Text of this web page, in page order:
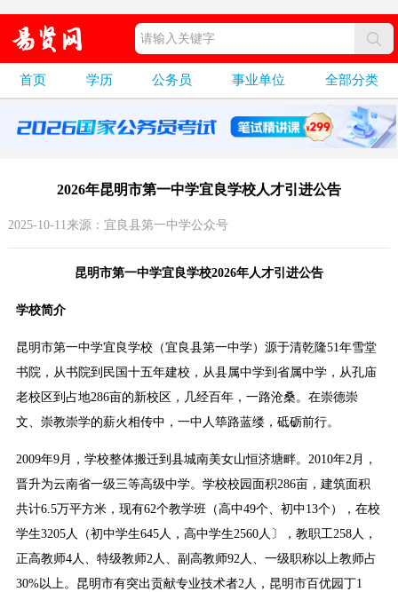
首页 学历 公务员 事业单位 全部分类
2026年昆明市第一中学宜良学校人才引进公告
2025-10-11来源：宜良县第一中学公众号
昆明市第一中学宜良学校2026年人才引进公告
学校简介
昆明市第一中学宜良学校（宜良县第一中学）源于清乾隆51年雪堂
书院，从书院到民国十五年建校，从县属中学到省属中学，从孔庙
老校区到占地286亩的新校区，几经百年，一路沧桑。在崇德崇
文、崇教崇学的薪火相传中，一中人筚路蓝缕，砥砺前行。
2009年9月，学校整体搬迁到县城南美女山恒济塘畔。2010年2月，
晋升为云南省一级三等高级中学。学校校园面积286亩，建筑面积
共计6.5万平方米，现有62个教学班（高中49个、初中13个），在校
学生3205人（初中学生645人，高中学生2560人〕，教职工258人，
正高教师4人、特级教师2人、副高教师92人、一级职称以上教师占
30%以上。昆明市有突出贡献专业技术者2人，昆明市百优园丁1